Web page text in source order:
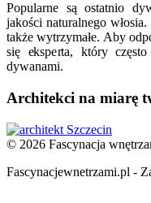
Popularne są ostatnio
jakości naturalnego
także wytrzymałe. Aby
się eksperta, który
dywanami.
Architekci na miarę
© 2026 Fascynacja
Fascynacjewnetrzami.pl -